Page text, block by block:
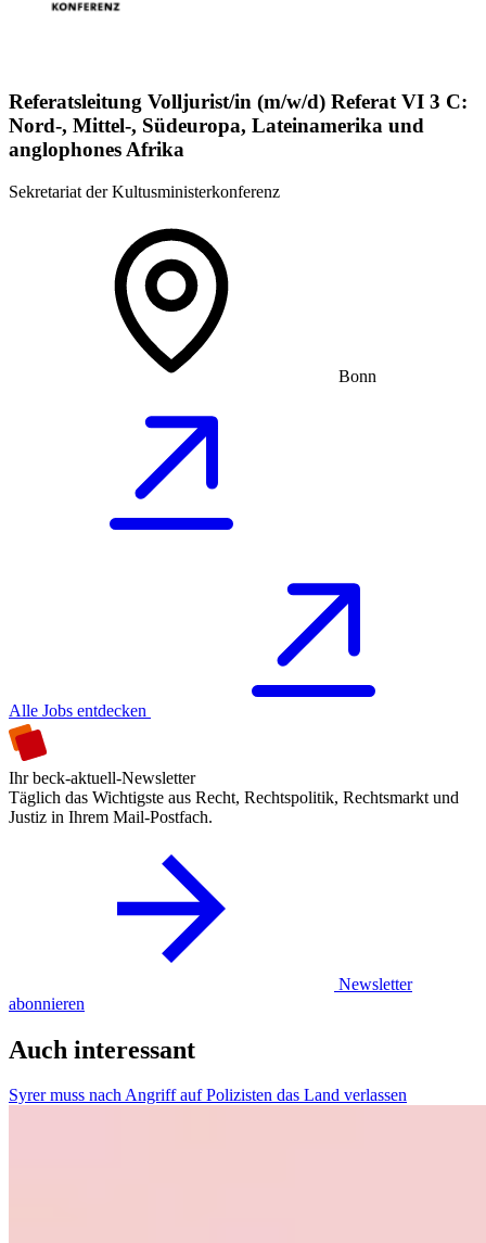
Referatsleitung Volljurist/in (m/w/d) Referat VI 3 C:
Nord-, Mittel-, Südeuropa, Lateinamerika und
anglophones Afrika
Sekretariat der Kultusministerkonferenz
Bonn
Alle Jobs entdecken
Ihr beck-aktuell-Newsletter
Täglich das Wichtigste aus Recht, Rechtspolitik, Rechtsmarkt und
Justiz in Ihrem Mail-Postfach.
Newsletter
abonnieren
Auch interessant
Syrer muss nach Angriff auf Polizisten das Land verlassen